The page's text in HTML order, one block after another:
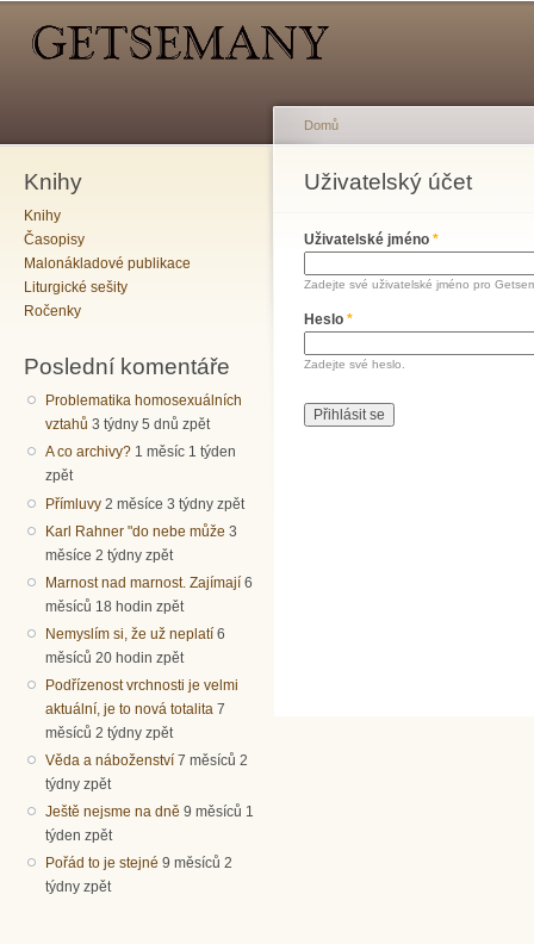
Knihy
Knihy
Časopisy
Malonákladové publikace
Liturgické sešity
Ročenky
Poslední komentáře
Problematika homosexuálních
vztahů 3 týdny 5 dnů zpět
A co archivy? 1 měsíc 1 týden
zpět
Přímluvy 2 měsíce 3 týdny zpět
Karl Rahner "do nebe může 3
měsíce 2 týdny zpět
Marnost nad marnost. Zajímají 6
měsíců 18 hodin zpět
Nemyslím si, že už neplatí 6
měsíců 20 hodin zpět
Podřízenost vrchnosti je velmi
aktuální, je to nová totalita 7
měsíců 2 týdny zpět
Věda a náboženství 7 měsíců 2
týdny zpět
Ještě nejsme na dně 9 měsíců 1
týden zpět
Pořád to je stejné 9 měsíců 2
týdny zpět
Jste zde
Domů
Uživatelský účet
Hlavní záložky
Uživatelské jméno *
Zadejte své uživatelské jméno pro
Heslo *
Zadejte své heslo.